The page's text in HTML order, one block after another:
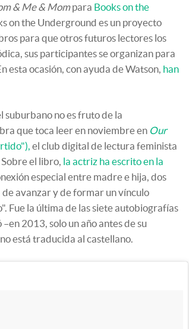
& Me & Mompara Books on the
on the Underground es un proyecto
para que otros futuros lectores los
sus participantes se organizan para
esta ocasión, con ayuda de Watson, han
suburbano no es fruto de la
que toca leer en noviembre en Our
"), el club digital de lectura feminista
el libro, la actriz ha escrito en la
especial entre madre e hija, dos
avanzar y de formar un vínculo
Fue la última de las siete autobiografías
2013, solo un año antes de su
está traducida al castellano.